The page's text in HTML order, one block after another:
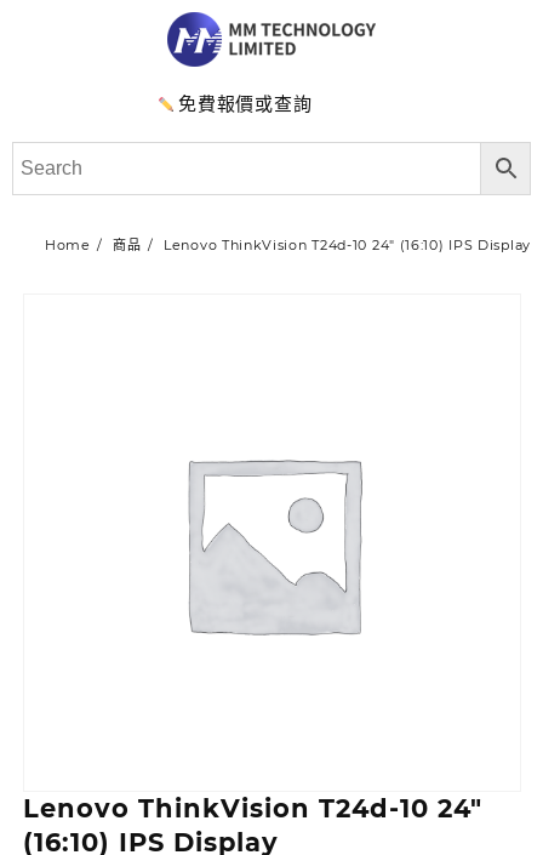
免費報價或查詢
Home 商品 Lenovo ThinkVision T24d-10 24″ (16:10) IPS Display
Lenovo ThinkVision T24d-10 24″
(16:10) IPS Display